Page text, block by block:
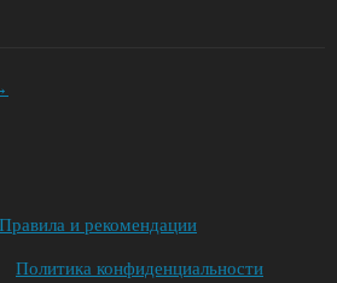
Правила и рекомендации
Политика конфиденциальности